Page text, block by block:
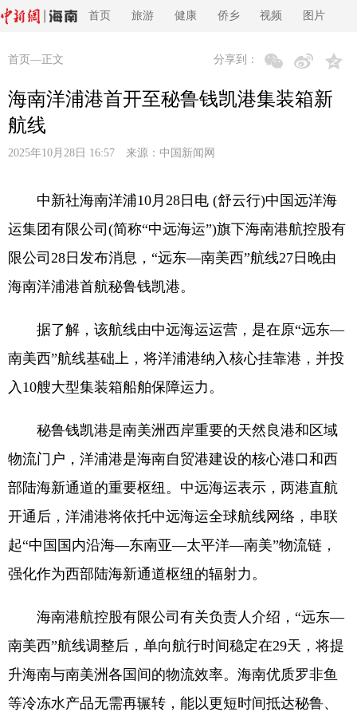
首页 旅游 健康 侨乡 视频 图片
首页 —正文 分享到：
海南洋浦港首开至秘鲁钱凯港集装箱新
航线
2025年10月28日 16:57 来源： 中国新闻网
中新社海南洋浦10月28日电 (舒云行)中国远洋海
运集团有限公司(简称“中远海运”)旗下海南港航控股有
限公司28日发布消息，“远东—南美西”航线27日晚由
海南洋浦港首航秘鲁钱凯港。
据了解，该航线由中远海运运营，是在原“远东—
南美西”航线基础上，将洋浦港纳入核心挂靠港，并投
入10艘大型集装箱船舶保障运力。
秘鲁钱凯港是南美洲西岸重要的天然良港和区域
物流门户，洋浦港是海南自贸港建设的核心港口和西
部陆海新通道的重要枢纽。中远海运表示，两港直航
开通后，洋浦港将依托中远海运全球航线网络，串联
起“中国国内沿海—东南亚—太平洋—南美”物流链，
强化作为西部陆海新通道枢纽的辐射力。
海南港航控股有限公司有关负责人介绍，“远东—
南美西”航线调整后，单向航行时间稳定在29天，将提
升海南与南美洲各国间的物流效率。海南优质罗非鱼
等冷冻水产品无需再辗转，能以更短时间抵达秘鲁、